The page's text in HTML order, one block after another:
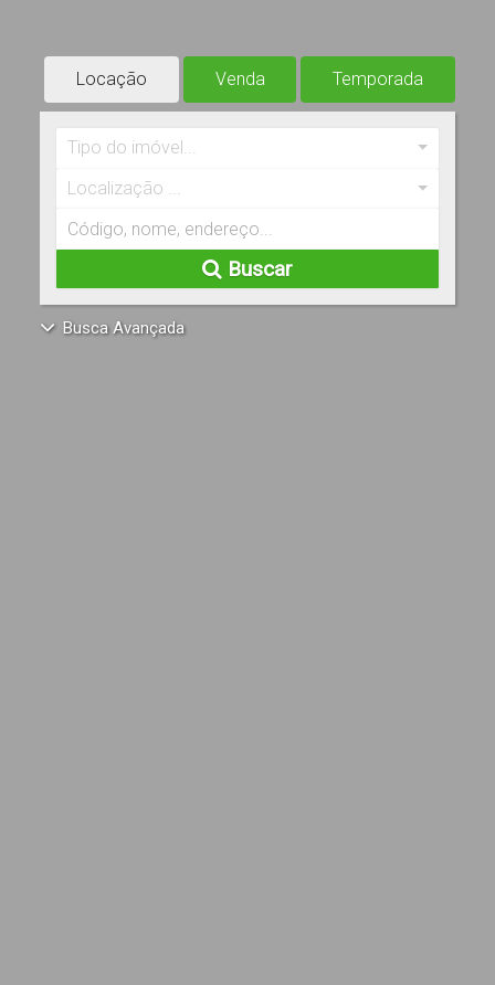
Locação Venda Temporada
Tipo do imóvel...
Localização ...
Buscar
Busca Avançada